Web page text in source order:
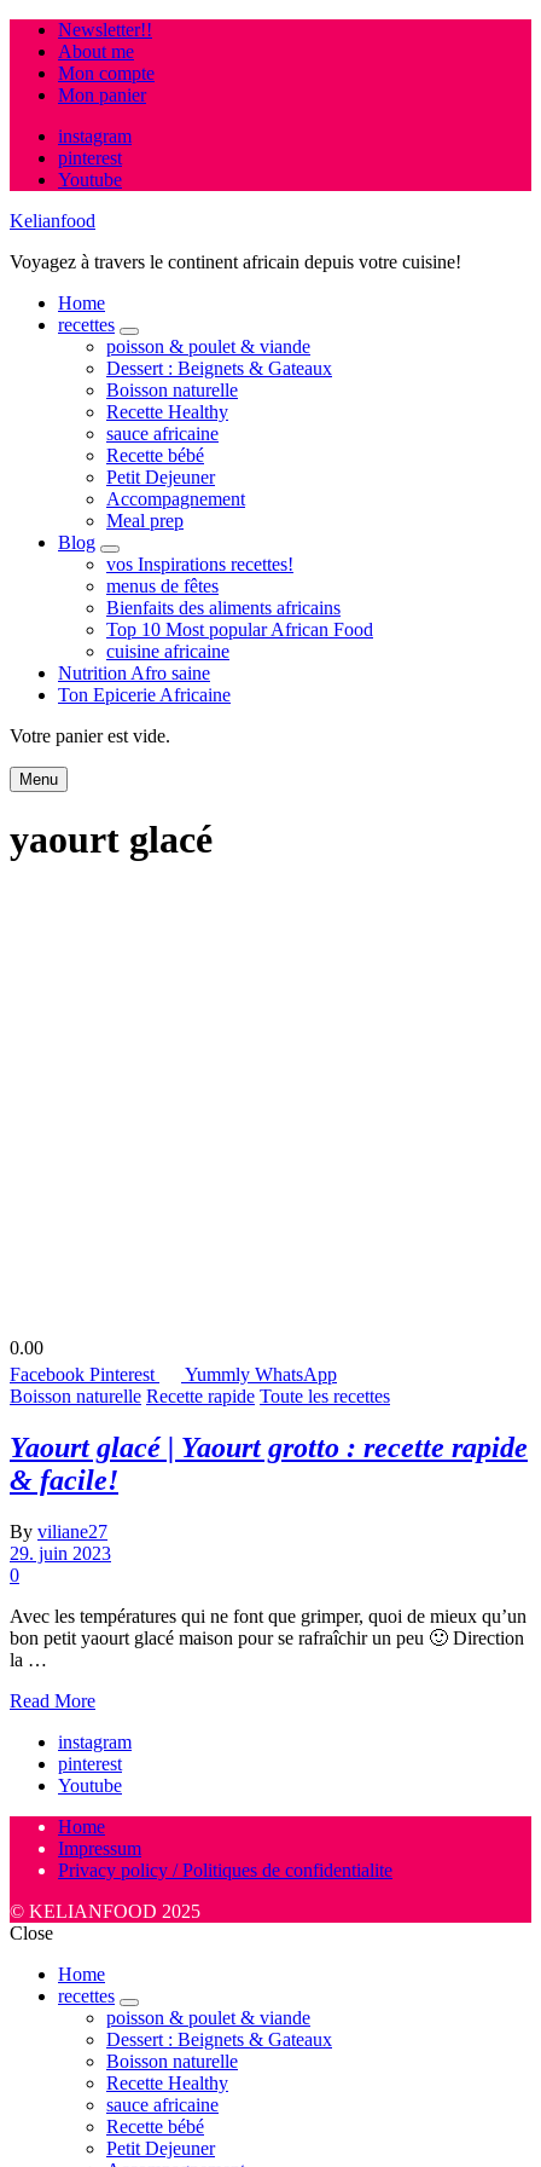
Newsletter!!
About me
Mon compte
Mon panier
instagram
pinterest
Youtube
Kelianfood
Voyagez à travers le continent africain depuis votre cuisine!
Home
recettes
expand
child
menu
poisson & poulet & viande
Dessert : Beignets & Gateaux
Boisson naturelle
Recette Healthy
sauce africaine
Recette bébé
Petit Dejeuner
Accompagnement
Meal prep
Blog
expand
child
menu
vos Inspirations recettes!
menus de fêtes
Bienfaits des aliments africains
Top 10 Most popular African Food
cuisine africaine
Nutrition Afro saine
Ton Epicerie Africaine
Search
Votre panier est vide.
Menu
yaourt glacé
0.00
Facebook Pinterest Yummly WhatsApp
Boisson naturelle Recette rapide Toute les recettes
Yaourt glacé | Yaourt grotto : recette rapide
& facile!
By viliane27
29. juin 2023
0
Avec les températures qui ne font que grimper, quoi de mieux qu’un
bon petit yaourt glacé maison pour se rafraîchir un peu 🙂 Direction
la …
Read More
instagram
pinterest
Youtube
Home
Impressum
Privacy policy / Politiques de confidentialite
© KELIANFOOD 2025
Close
Home
recettes
expand
child
menu
poisson & poulet & viande
Dessert : Beignets & Gateaux
Boisson naturelle
Recette Healthy
sauce africaine
Recette bébé
Petit Dejeuner